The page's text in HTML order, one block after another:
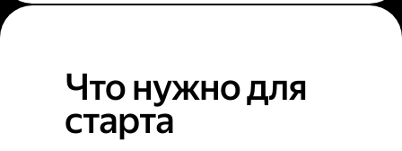
Что нужно для
старта